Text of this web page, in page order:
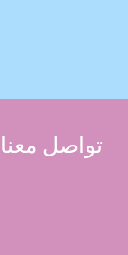
تواصل معنا